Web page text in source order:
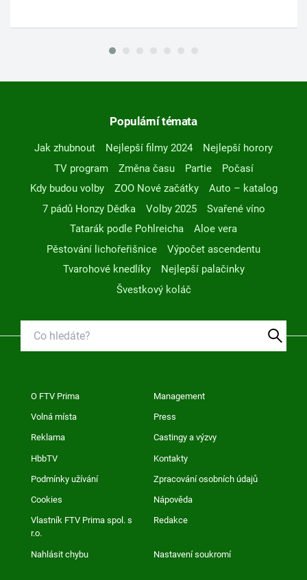
Populární témata
Jak zhubnout Nejlepší filmy 2024
Nejlepší horory
TV program
Změna času Partie
Počasí
Kdy budou volby
ZOO Nové začátky
Auto – katalog
7 pádů Honzy Dědka
Volby 2025
Svařené víno
Tatarák podle Pohlreicha
Aloe vera
Pěstování lichořeřišnice
Výpočet ascendentu
Tvarohové knedlíky
Nejlepší palačinky
Švestkový koláč
O FTV Prima Management
Volná místa Press
Reklama Castingy a výzvy
HbbTV Kontakty
Podmínky užívání Zpracování osobních údajů
Cookies Nápověda
Vlastník FTV Prima spol. s
r.o.
Redakce
Nahlásit chybu Nastavení soukromí